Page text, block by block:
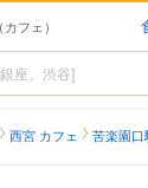
フェ）
西宮 カフェ 苦楽園口